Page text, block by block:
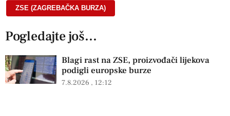
ZSE (ZAGREBAČKA BURZA)
Pogledajte još...
Blagi rast na ZSE, proizvođači lijekova
podigli europske burze
7.8.2026 12:12